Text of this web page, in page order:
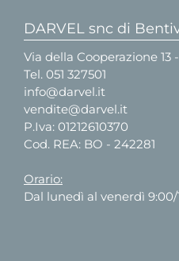
DARVEL snc di
Via della Cooperazione 13
Tel. 051 327501
info@darvel.it
vendite@darvel.it
P.Iva: 01212610370
Cod. REA: BO - 242281
Orario:
Dal lunedì al venerdì 9:00/